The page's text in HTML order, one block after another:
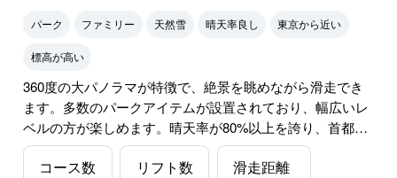
パーク ファミリー 天然雪 晴天率良し 東京から近い
標高が高い
360度の大パノラマが特徴で、絶景を眺めながら滑走でき
ます。多数のパークアイテムが設置されており、幅広いレ
ベルの方が楽しめます。晴天率が80%以上を誇り、首都圏
から好アクセスなのも魅力のスキー場です。
コース数 リフト数 滑走距離